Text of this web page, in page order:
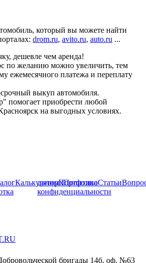
который вы можете найти
drom.ru, avito.ru, auto.ru ...
дешевле чем аренда!
по желанию можно увеличить, тем
ежемесячного платежа и переплату
выкуп автомобиля.
помогает приобрести любой
на выгодных условиях.
КалькуляторПортфолиоСтатьи
данныхПолитика
конфиденциальности
бригады 14б, оф. №63